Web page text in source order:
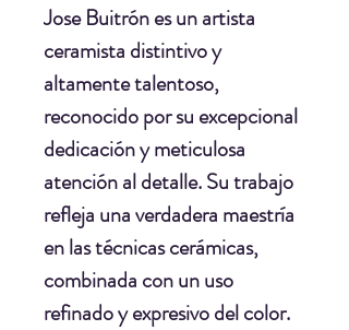
Jose Buitrónes un artista
ceramista distintivo y
altamente talentoso,
reconocido por su excepcional
dedicación y meticulosa
atención al detalle. Su trabajo
refleja una verdadera maestría
en las técnicas cerámicas,
combinada con un uso
refinado y expresivo del color.